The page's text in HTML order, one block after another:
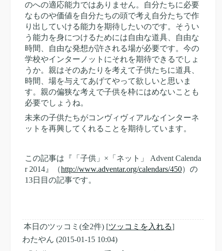
のへの適応能力ではありません。自分たちに必要
なものや価値を自分たちの頭で考え自分たちで作
り出していける能力を期待したいのです。そうい
う能力を身につけるためには自由な道具、自由な
時間、自由な発想が許される場が必要です。今の
学校やインターノットにそれを期待できるでしょ
うか。親はそのあたりを考えて子供たちに道具、
時間、場を与えてあげてやって欲しいと思いま
す。親の偏狭な考えで子供を枠にはめないことも
必要でしょうね。
未来の子供たちがコンヴィヴィアルなインターネ
ットを再興してくれることを期待しています。
この記事は『「子供」×「ネット」 Advent Calenda
r 2014』（http://www.adventar.org/calendars/450）の
13日目の記事です。
本日のツッコミ(全2件) [ツッコミを入れる]
わたやん (2015-01-15 10:04)